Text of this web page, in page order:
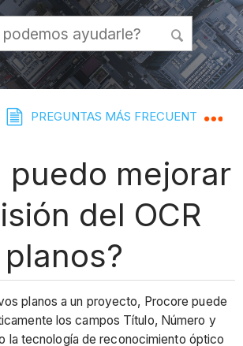
contraer jerarquía global
PREGUNTAS MÁS FRECUENTES
puedo mejorar
del OCR
planos a un proyecto, Procore puede
los campos Título, Número y
la tecnología de reconocimiento óptico